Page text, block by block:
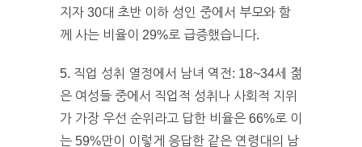
지자 30대 초반 이하 성인 중에서 부모와 함
께 사는 비율이 29%로 급증했습니다.
5. 직업 성취 열정에서 남녀 역전: 18~34세 젊
은 여성들 중에서 직업적 성취나 사회적 지위
가 가장 우선 순위라고 답한 비율은 66%로 이
는 59%만이 이렇게 응답한 같은 연령대의 남